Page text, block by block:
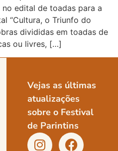
edital de toadas para a
“Cultura, o Triunfo do
divididas em toadas de
ou livres, […]
Vejas as últimas
atualizações
sobre o Festival
de Parintins